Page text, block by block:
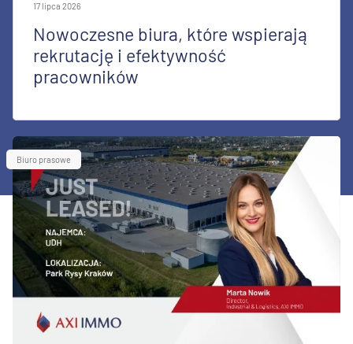
17 lipca 2026
Nowoczesne biura, które wspierają
rekrutację i efektywność
pracowników
Biuro prasowe